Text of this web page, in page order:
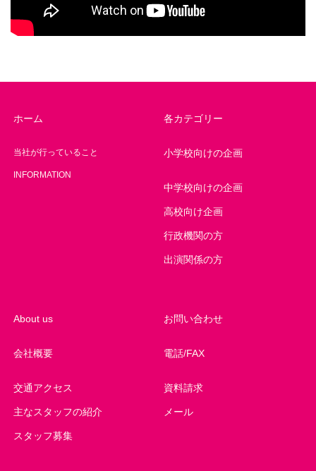
ホーム
当社が行っていること
INFORMATION
各カテゴリー
小学校向けの企画
中学校向けの企画
高校向け企画
行政機関の方
出演関係の方
About us
会社概要
交通アクセス
主なスタッフの紹介
スタッフ募集
お問い合わせ
電話/FAX
資料請求
メール